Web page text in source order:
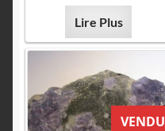
Lire Plus
VENDU